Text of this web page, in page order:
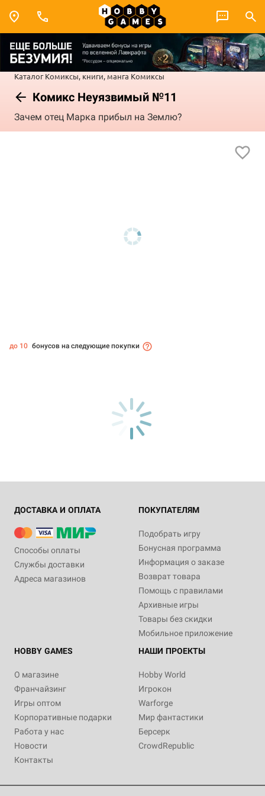
Каталог Комиксы, книги, манга Комиксы
Комикс Неуязвимый №11
Зачем отец Марка прибыл на Землю?
до 10 бонусов на следующие покупки
ДОСТАВКА И ОПЛАТА
Способы оплаты
Службы доставки
Адреса магазинов
ПОКУПАТЕЛЯМ
Подобрать игру
Бонусная программа
Информация о заказе
Возврат товара
Помощь с правилами
Архивные игры
Товары без скидки
Мобильное приложение
HOBBY GAMES
О магазине
Франчайзинг
Игры оптом
Корпоративные подарки
Работа у нас
Новости
Контакты
НАШИ ПРОЕКТЫ
Hobby World
Игрокон
Warforge
Мир фантастики
Берсерк
CrowdRepublic